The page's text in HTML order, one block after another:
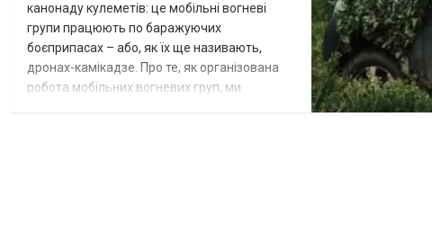
канонаду кулеметів: це мобільні вогневі
групи працюють по баражуючих
боєприпасах – або, як їх ще називають,
дронах-камікадзе. Про те, як організована
робота мобільних вогневих груп, ми